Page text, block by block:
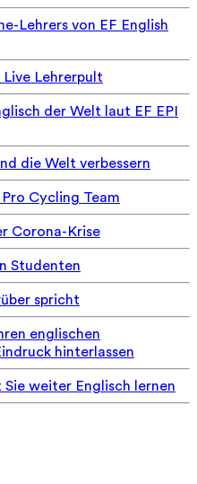
Lehrers von EF English
Live Lehrerpult
der Welt laut EF EPI
die Welt verbessern
Cycling Team
Corona-Krise
Studenten
spricht
englischen
hinterlassen
weiter Englisch lernen